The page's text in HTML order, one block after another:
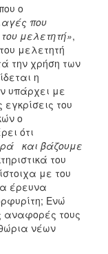
ο
που
μελετητή»,
μελετητή
την χρήση των
η
υπάρχει με
του
ο
ότι
και βάζουμε
του
με του
έρευνα
Ενώ
αναφορές τους
νέων